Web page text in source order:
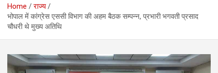
Home
राज्य
भोपाल में कांग्रेस एससी विभाग की अहम बैठक सम्पन्न, प्रभारी भगवती प्रसाद
चौधरी थे मुख्य अतिथि